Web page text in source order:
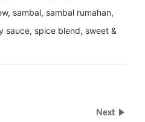
, sambal, sambal rumahan,
sauce, spice blend, sweet &
Next